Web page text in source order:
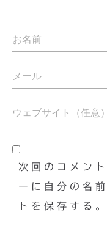
次回のコメン
ーに自分の名
トを保存する。